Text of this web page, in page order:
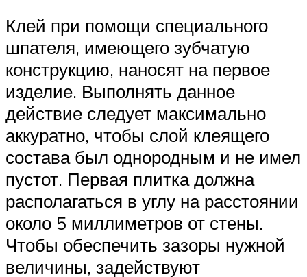
Клей при помощи специального
шпателя, имеющего зубчатую
конструкцию, наносят на первое
изделие. Выполнять данное
действие следует максимально
аккуратно, чтобы слой клеящего
состава был однородным и не имел
пустот. Первая плитка должна
располагаться в углу на расстоянии
около 5 миллиметров от стены.
Чтобы обеспечить зазоры нужной
величины, задействуют